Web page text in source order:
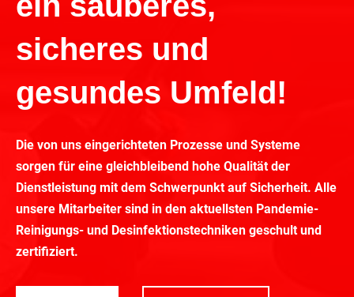
sicheres und
gesundes Umfeld!
Die von uns eingerichteten Prozesse und Systeme
sorgen für eine gleichbleibend hohe Qualität der
Dienstleistung mit dem Schwerpunkt auf Sicherheit. Alle
unsere Mitarbeiter sind in den aktuellsten Pandemie-
Reinigungs- und Desinfektionstechniken geschult und
zertifiziert.